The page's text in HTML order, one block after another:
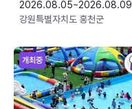
2026.08.05~2026.08.09
강원특별자치도 홍천군
개최중